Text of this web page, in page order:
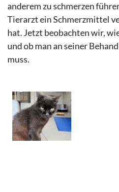
anderem zu schmerzen
Tierarzt einSchmerzmittel
hat. Jetzt beobachten wir,
und ob man an seiner
muss.